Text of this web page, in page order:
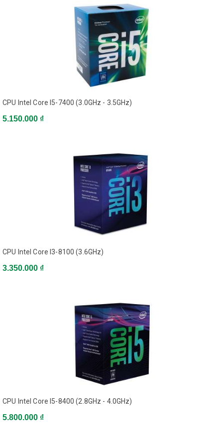
Sản phẩm vừa xem
Hệ thống Showroom
Tổng đài miễn phí
Bộ vi xử lý/ CPU Intel Core i7-7740X X-series (8M Cache, up
to 4.5GHz)
Tên sản phẩm: Bộ vi xử lý/ CPU Intel Core i7-7740X X-series
(8M Cache, up to 4.5GHz)
- Socket: LGA 2066 , Intel Core thế hệ thứ 7
- Tốc độ xử lý: 4.3 GHz - 4.5 GHz ( 4 nhân, 8 luồng)
CPU Intel Core I5-7400 (3.0GHz - 3.5GHz)
5.150.000 ₫
CPU Intel Core I3-8100 (3.6GHz)
3.350.000 ₫
CPU Intel Core I5-8400 (2.8GHz - 4.0GHz)
5.800.000 ₫